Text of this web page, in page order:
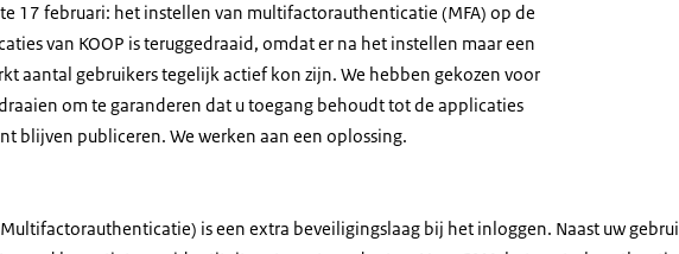
17 februari: het instellen van multifactorauthenticatie (MFA) op de
van KOOP is teruggedraaid, omdat er na het instellen maar een
aantal gebruikers tegelijk actief kon zijn. We hebben gekozen voor
om te garanderen dat u toegang behoudt tot de applicaties
blijven publiceren. We werken aan een oplossing.
is een extra beveiligingslaag bij het inloggen. Naast uw